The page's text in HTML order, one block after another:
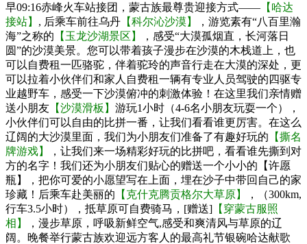
早09:16赤峰火车站接团，蒙古族最尊贵迎接方式—— 【哈达
接站】 , 后乘车前往乌丹 【科尔沁沙漠】
，游览素有“八百里瀚
海”之称的 【玉龙沙湖景区】
，感受“大漠孤烟直，长河落日
圆”的沙漠美景。您可以带着孩子漫步在沙漠的木栈道上，也
可以自费租一匹骆驼，伴着驼玲的声音行走在大漠的深处，更
可以拉着小伙伴们和家人自费租一辆有专业人员驾驶的四驱专
业越野车，感受一下沙漠俯冲的刺激体验！在这里我们亲情赠
送小朋友 【沙漠滑板】 游玩1小时（4-6名小朋友玩耍一个），
小伙伴们可以自由的比拼一番，让我们看看谁更厉害。在这么
辽阔的大沙漠里面，我们为小朋友们准备了有趣好玩的 【撕名
牌游戏】
，让我们来一场精彩好玩的比拼吧，看看谁先撕到对
方的名字！我们还为小朋友们贴心的赠送一个小小的【许愿
瓶】，把你可爱的小愿望写在上面，埋在沙子中带回自己的家
珍藏！后乘车赴美丽的 【克什克腾贡格尔大草原】
，（300km,
行车3.5小时），抵草原可自费骑马，[赠送] 【穿蒙古服照
相】
，漫步草原，呼吸新鲜空气,感受和爽清风与草原的辽
阔。晚餐举行蒙古族欢迎远方客人的最高礼节银碗哈达献歌